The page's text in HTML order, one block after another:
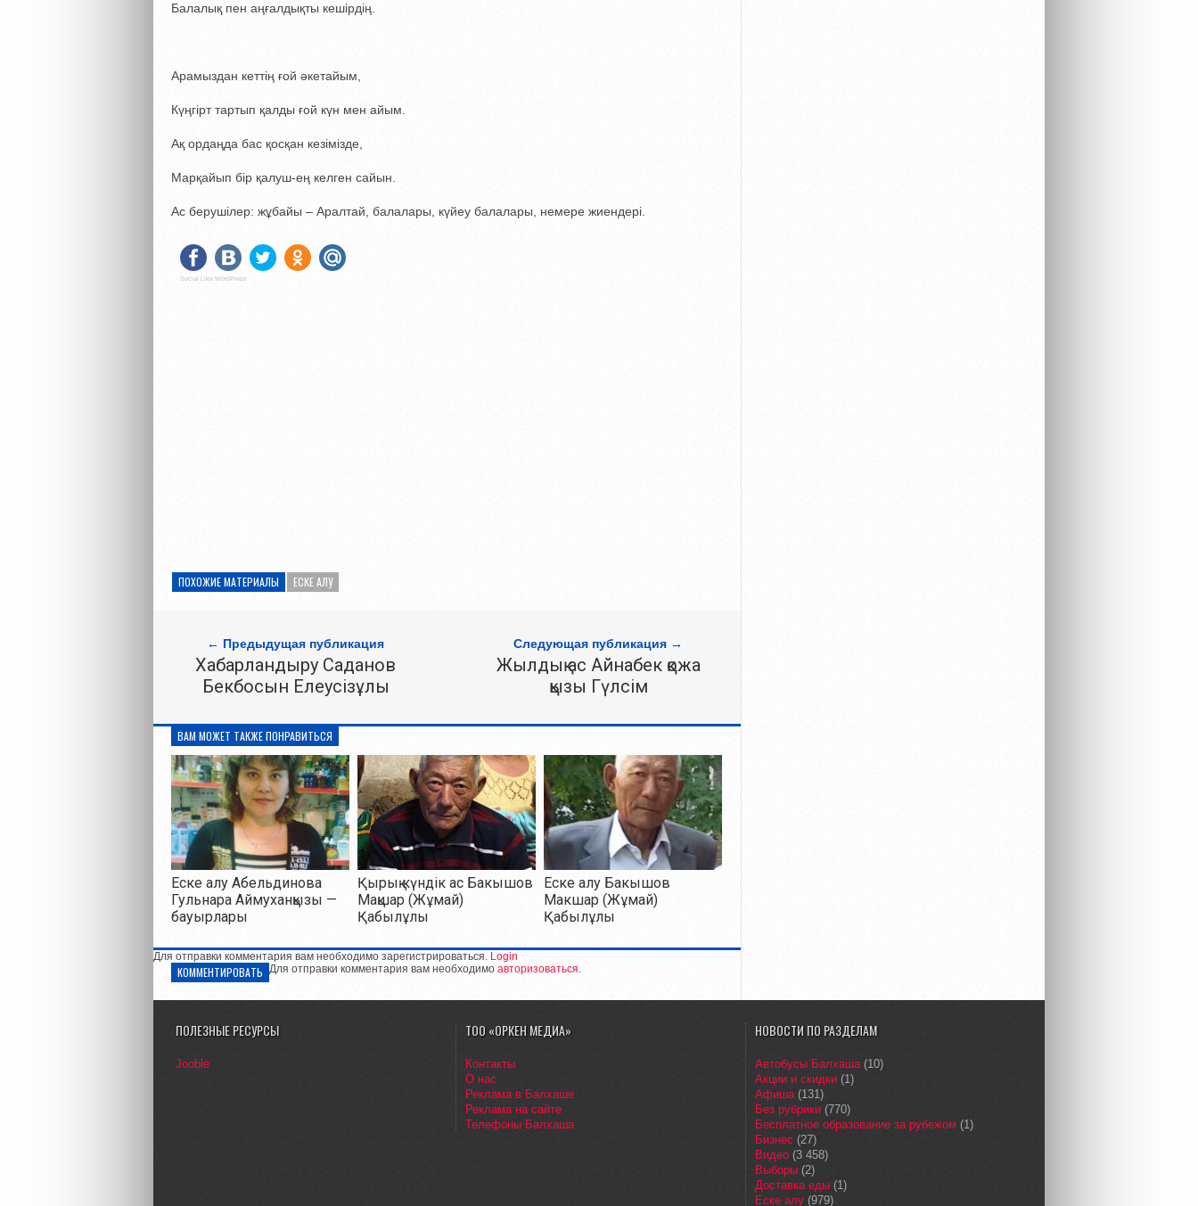
Балалық пен аңғалдықты кешірдің.
Арамыздан кеттің ғой әкетайым,
Күңгірт тартып қалды ғой күн мен айым.
Ақ ордаңда бас қосқан кезімізде,
Марқайып бір қалуш-ең келген сайын.
Ас берушілер: жұбайы – Аралтай, балалары, күйеу балалары, немере жиендері.
Social Like WordPress
ПОХОЖИЕ МАТЕРИАЛЫ ЕСКЕ АЛУ
← Предыдущая публикация
Хабарландыру Саданов
Бекбосын Елеусізұлы
Следующая публикация →
Жылдық ас Айнабек қожа
қызы Гүлсім
ВАМ МОЖЕТ ТАКЖЕ ПОНРАВИТЬСЯ
Еске алу Абельдинова
Гульнара Аймуханқызы —
бауырлары
Қырық күндік ас Бакышов
Мақшар (Жұмай)
Қабылұлы
Еске алу Бакышов
Макшар (Жұмай)
Қабылұлы
Для отправки комментария вам необходимо зарегистрироваться. Login
КОММЕНТИРОВАТЬ Для отправки комментария вам необходимо авторизоваться.
ПОЛЕЗНЫЕ РЕСУРСЫ
Jooble
ТОО «ОРКЕН МЕДИА»
Контакты
О нас
Реклама в Балхаше
Реклама на сайте
Телефоны Балхаша
НОВОСТИ ПО РАЗДЕЛАМ
Автобусы Балхаша(10)
Акции и скидки (1)
Афиша(131)
Без рубрики (770)
Бесплатное образование за рубежом (1)
Бизнес (27)
Видео (3 458)
Выборы (2)
Доставка еды (1)
Еске алу (979)